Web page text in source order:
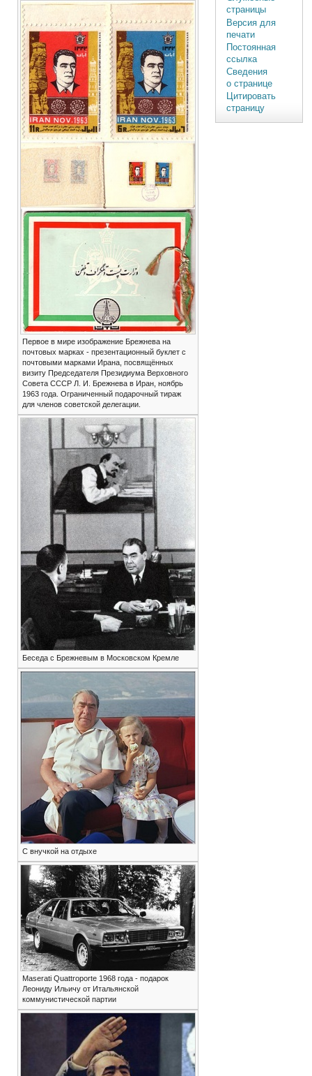
Первое в мире изображение Брежнева на
почтовых марках - презентационный буклет с
почтовыми марками Ирана, посвящённых
визиту Председателя Президиума Верховного
Совета СССР Л. И. Брежнева в Иран, ноябрь
1963 года. Ограниченный подарочный тираж
для членов советской делегации.
Беседа с Брежневым в Московском Кремле
С внучкой на отдыхе
Maserati Quattroporte 1968 года - подарок
Леониду Ильичу от Итальянской
коммунистической партии
страницы
Версия для
печати
Постоянная
ссылка
Сведения
о странице
Цитировать
страницу